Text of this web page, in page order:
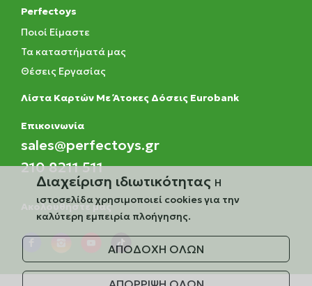
Perfectoys
Ποιοί Είμαστε
Τα καταστήματά μας
Θέσεις Εργασίας
Λίστα Καρτών Με Άτοκες Δόσεις Eurobank
Eπικοινωνία
sales@perfectoys.gr
210 8211 511
Ακολουθήστε μας
Διαχείριση ιδιωτικότητας Η
ιστοσελίδα χρησιμοποιεί cookies για την
καλύτερη εμπειρία πλοήγησης.
ΑΠΟΔΟΧΗ ΟΛΩΝ